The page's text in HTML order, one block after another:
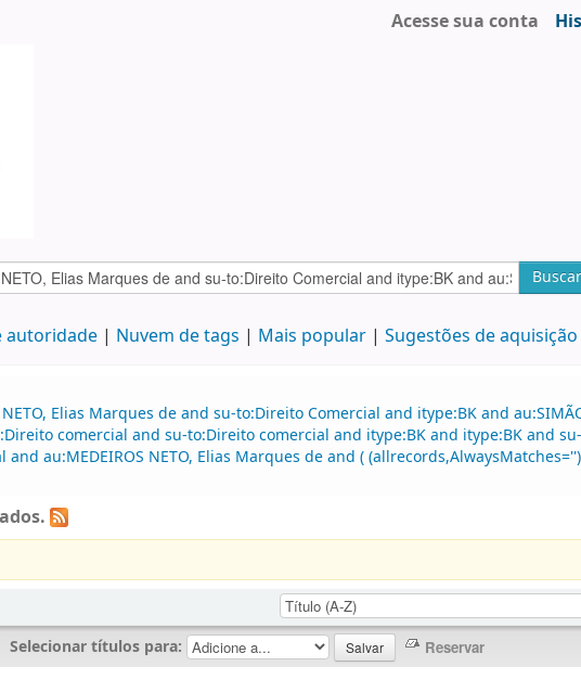
Acesse sua conta
Buscar
autoridade Nuvem de tags Mais popular Sugestões de aquisição
Elias Marques de and su-to:Direito Comercial and itype:BK and
comercial and su-to:Direito comercial and itype:BK and itype:BK and
au:MEDEIROS NETO, Elias Marques de and (
Selecionar títulos para: